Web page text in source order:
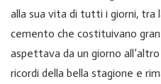
alla sua vita di tutti i giorni, tra
cemento che costituivano
aspettava da un giorno
ricordi della bella stagione e